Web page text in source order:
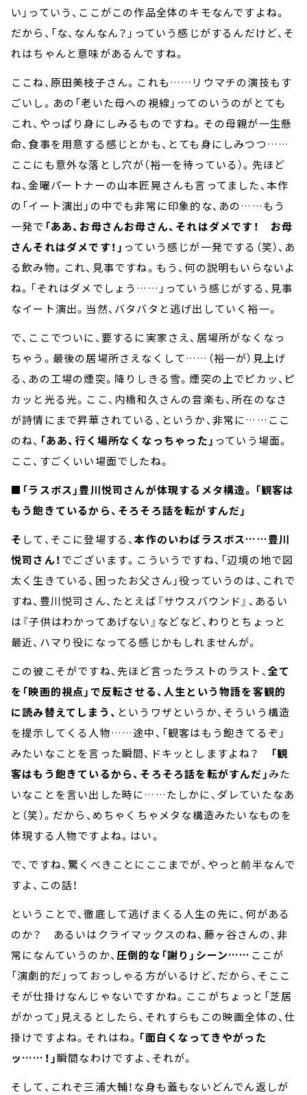
い」っていう、ここがこの作品全体のキモなんですよね。
だから、「な、なんなん？」っていう感じがするんだけど、そ
れはちゃんと意味があるんですね。
ここね、原田美枝子さん。これも……リウマチの演技もす
ごいし。あの「老いた母への視線」ってのいうのがとても
これ、やっぱり身にしみるものですね。その母親が一生懸
命、食事を用意する感じとかも、とても身にしみつつ……
ここにも意外な落とし穴が（裕一を待っている）。先ほど
ね、金曜パートナーの山本匠晃さんも言ってました、本作
の「イート演出」の中でも非常に印象的な、あの……もう
一発で 「ああ、お母さんお母さん、それはダメです！ お母
さんそれはダメです！」 っていう感じが一発でする（笑）、あ
る飲み物。これ、見事ですね。もう、何の説明もいらないよ
ね。「それはダメでしょう……」っていう感じがする、見事
なイート演出。当然、バタバタと逃げ出していく裕一。
で、ここでついに、要するに実家さえ、居場所がなくなっ
ちゃう。最後の居場所さえなくして……（裕一が）見上げ
る、あの工場の煙突。降りしきる雪。煙突の上でピカッ、ピ
カッと光る光。ここ、内橋和久さんの音楽も、所在のなさ
が詩情にまで昇華されている、というか、非常に……ここ
のね、 「ああ、行く場所なくなっちゃった」 っていう場面。
ここ、すごくいい場面でしたね。
■「ラスボス」豊川悦司さんが体現するメタ構造。「観客は
もう飽きているから、そろそろ話を転がすんだ」
そ して、そこに登場する、本作のいわばラスボス……豊川
悦司さん！でございます。こういうですね、「辺境の地で図
太く生きている、困ったお父さん」役っていうのは、これで
すね、豊川悦司さん、たとえば『サウスバウンド』、あるい
は『子供はわかってあげない』などなど、わりとちょっと
最近、ハマり役になってる感じかもしれませんが。
この彼こそがですね、先ほど言ったラストのラスト、全て
を「映画的視点」で反転させる、人生という物語を客観的
に読み替えてしまう、 というワザというか、そういう構造
を提示してくる人物……途中、「観客はもう飽きてるぞ」
みたいなことを言った瞬間、ドキッとしますよね？
「観
客はもう飽きているから、そろそろ話を転がすんだ」みた
いなことを言い出した時に……たしかに、ダレていたなあ
と（笑）。だから、めちゃくちゃメタな構造みたいなものを
体現する人物ですよね。はい。
で、ですね、驚くべきことにここまでが、やっと前半なんで
すよ、この話！
ということで、徹底して逃げまくる人生の先に、何がある
のか？ あるいはクライマックスのね、藤ヶ谷さんの、非
常になんていうのか、圧倒的な「謝り」シーン…… ここが
「演劇的だ」っておっしゃる方がいるけど、だから、そここ
そが仕掛けなんじゃないですかね。ここがちょっと「芝居
がかって」見えるとしたら、それすらもこの映画全体の、仕
掛けですよね。それはね。 「面白くなってきやがった
ッ……！」瞬間なわけですよ、それが。
そして、これぞ三浦大輔！な身も蓋もないどんでん返しが